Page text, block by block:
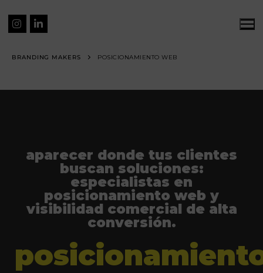
BRANDING MAKERS POSICIONAMIENTO WEB
aparecer donde tus clientes
buscan soluciones:
especialistas en
posicionamiento web y
visibilidad comercial de alta
conversión.